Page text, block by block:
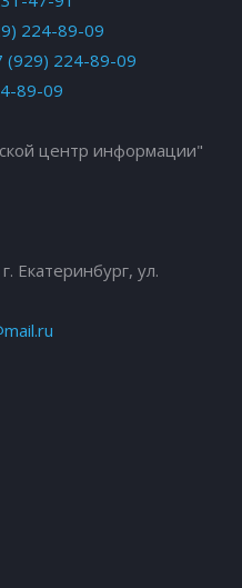
224-89-09
(929) 224-89-09
89-09
центр информации"
Екатеринбург, ул.